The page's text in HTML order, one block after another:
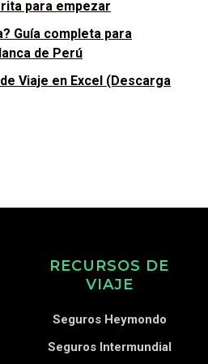
para empezar
Guía completa para
de Perú
Viaje en Excel (Descarga
RECURSOS DE
VIAJE
Seguros Heymondo
Seguros Intermundial